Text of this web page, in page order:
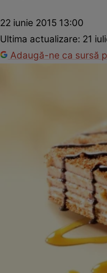
22 iunie 2015 13:00
Ultima actualizare: 21
Adaugă-ne ca sursă